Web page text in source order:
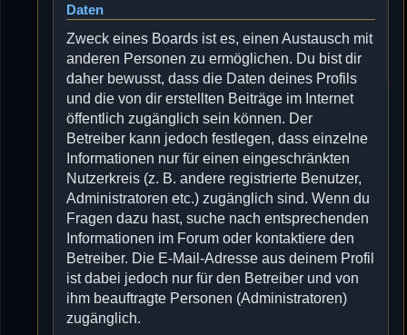
Daten
Zweck eines Boards ist es, einen Austausch mit
anderen Personen zu ermöglichen. Du bist dir
daher bewusst, dass die Daten deines Profils
und die von dir erstellten Beiträge im Internet
öffentlich zugänglich sein können. Der
Betreiber kann jedoch festlegen, dass einzelne
Informationen nur für einen eingeschränkten
Nutzerkreis (z. B. andere registrierte Benutzer,
Administratoren etc.) zugänglich sind. Wenn du
Fragen dazu hast, suche nach entsprechenden
Informationen im Forum oder kontaktiere den
Betreiber. Die E-Mail-Adresse aus deinem Profil
ist dabei jedoch nur für den Betreiber und von
ihm beauftragte Personen (Administratoren)
zugänglich.